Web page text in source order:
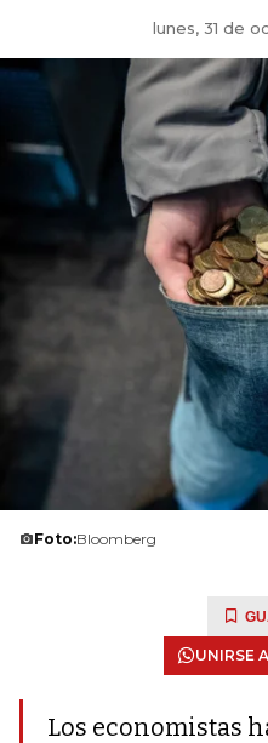
lunes, 31 de
Foto:Bloomberg
UNIRSE
Los economistas